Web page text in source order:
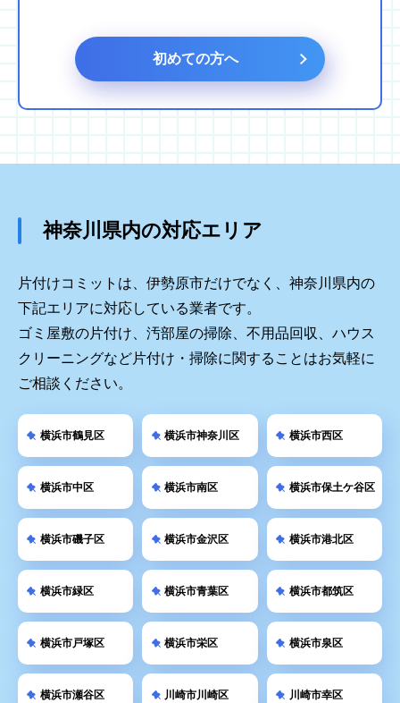
初めての方へ
神奈川県内の対応エリア
片付けコミットは、伊勢原市だけでなく、神奈川県内の
下記エリアに対応している業者です。
ゴミ屋敷の片付け、汚部屋の掃除、不用品回収、ハウス
クリーニングなど片付け・掃除に関することはお気軽に
ご相談ください。
横浜市鶴見区 横浜市神奈川区 横浜市西区
横浜市中区 横浜市南区 横浜市保土ケ谷区
横浜市磯子区 横浜市金沢区 横浜市港北区
横浜市緑区 横浜市青葉区 横浜市都筑区
横浜市戸塚区 横浜市栄区 横浜市泉区
横浜市瀬谷区 川崎市川崎区 川崎市幸区